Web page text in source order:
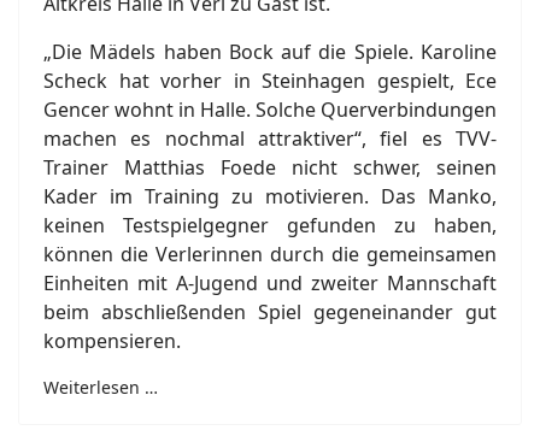
„Die Mädels haben Bock auf die Spiele. Karoline
Scheck hat vorher in Steinhagen gespielt, Ece
Gencer wohnt in Halle. Solche Querverbindungen
machen es nochmal attraktiver“, fiel es TVV-
Trainer Matthias Foede nicht schwer, seinen
Kader im Training zu motivieren. Das Manko,
keinen Testspielgegner gefunden zu haben,
können die Verlerinnen durch die gemeinsamen
Einheiten mit A-Jugend und zweiter Mannschaft
beim abschließenden Spiel gegeneinander gut
kompensieren.
Weiterlesen …